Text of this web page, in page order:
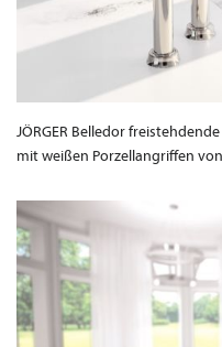
JÖRGER Belledor
mit weißen Porzellangriffen von